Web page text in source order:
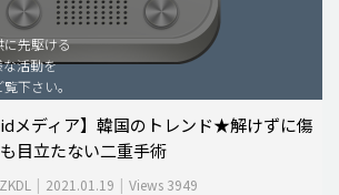
グ)
に先駆ける
活動を
下さい。
idメディア】韓国のトレンド★解けずに傷
目立たない二重手術
| 2021.01.19 | Views 3949